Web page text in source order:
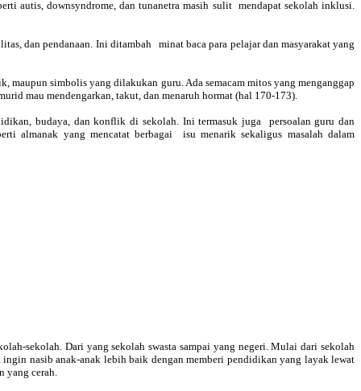
autis, downsyndrome, dan tunanetra masih sulit mendapat sekolah inklusi.
dan pendanaan. Ini ditambah minat baca para pelajar dan masyarakat yang
maupun simbolis yang dilakukan guru. Ada semacam mitos yang menganggap
mau mendengarkan, takut, dan menaruh hormat (hal 170-173).
budaya, dan konflik di sekolah. Ini termasuk juga persoalan guru dan
almanak yang mencatat berbagai isu menarik sekaligus masalah dalam
sekolah. Dari yang sekolah swasta sampai yang negeri. Mulai dari sekolah
nasib anak-anak lebih baik dengan memberi pendidikan yang layak lewat
yang cerah.